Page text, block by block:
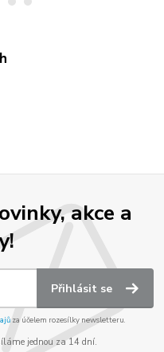
akce a
Přihlásit se
za účelem rozesílky newsletteru.
jednou za 14 dní.